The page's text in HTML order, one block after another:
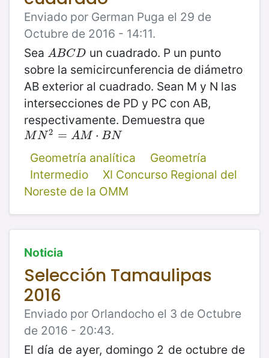
Enviado por German Puga el 29 de
Octubre de 2016 - 14:11.
Sea ABCD
ABCD
un cuadrado. P un punto
sobre la semicircunferencia de diámetro
AB exterior al cuadrado. Sean M y N las
intersecciones de PD y PC con AB,
respectivamente. Demuestra que
MN 2 = AM ⋅ BN
MN2= AM⋅BN
Geometría analítica
Geometría
Intermedio
XI Concurso Regional del
Noreste de la OMM
Noticia
Selección Tamaulipas
2016
Enviado por Orlandocho el 3 de Octubre
de 2016 - 20:43.
El día de ayer, domingo 2 de octubre de